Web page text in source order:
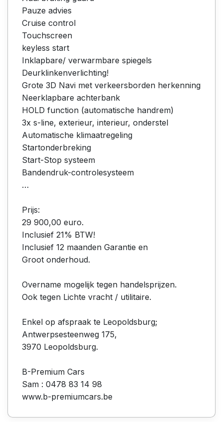
Pauze advies
Cruise control
Touchscreen
keyless start
Inklapbare/ verwarmbare spiegels
Deurklinkenverlichting!
Grote 3D Navi met verkeersborden herkenning
Neerklapbare achterbank
HOLD function (automatische handrem)
3x s-line, exterieur, interieur, onderstel
Automatische klimaatregeling
Startonderbreking
Start-Stop systeem
Bandendruk-controlesysteem
…
Prijs:
29 900,00 euro.
Inclusief 21% BTW!
Inclusief 12 maanden Garantie en
Groot onderhoud.
Overname mogelijk tegen handelsprijzen.
Ook tegen Lichte vracht / utilitaire.
Enkel op afspraak te Leopoldsburg;
Antwerpsesteenweg 175,
3970 Leopoldsburg.
B-Premium Cars
Sam : 0478 83 14 98
www.b-premiumcars.be